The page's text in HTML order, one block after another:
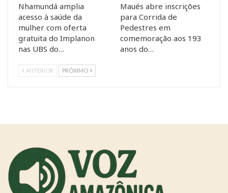
Nhamundá amplia
acesso à saúde da
mulher com oferta
gratuita do Implanon
nas UBS do…
Maués abre inscrições
para Corrida de
Pedestres em
comemoração aos 193
anos do…
ANTERIOR PRÓXIMO